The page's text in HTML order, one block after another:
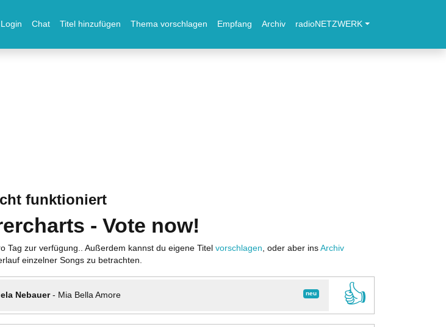
Login Chat Titel hinzufügen Thema vorschlagen Empfang Archiv radioNETZWERK
funktioniert
- Vote now!
Tag zur verfügung.. Außerdem kannst du eigene Titel vorschlagen , oder aber ins Archiv
einzelner Songs zu betrachten.
neu
Nebauer- Mia Bella Amore
👍